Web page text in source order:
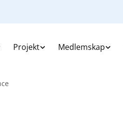
Projekt Medlemskap